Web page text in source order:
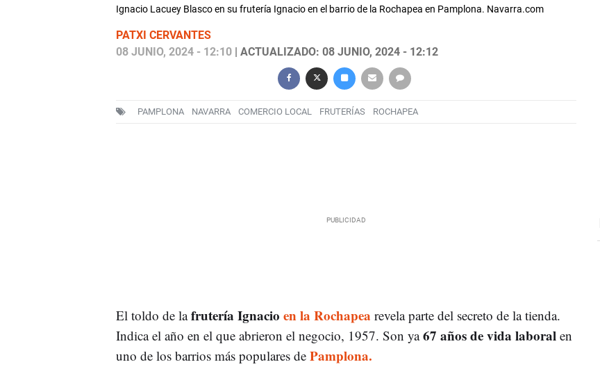
Ignacio Lacuey Blasco en su frutería Ignacio en el barrio de la Rochapea en Pamplona. Navarra.com
PATXI CERVANTES
08 JUNIO, 2024 - 12:10| ACTUALIZADO: 08 JUNIO, 2024 - 12:12
PAMPLONA NAVARRA COMERCIO LOCAL FRUTERÍAS ROCHAPEA
El toldo de lafrutería Ignacio en la Rochapea revela parte del secreto de la tienda.
Indica el año en el que abrieron el negocio, 1957. Son ya67 años de vida laboral en
uno de los barrios más populares de Pamplona.